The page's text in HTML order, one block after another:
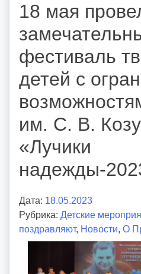
18 мая
фестиваль
детей с
им. С. В.
«Лучики
надежды-
Дата: 18.05.2023
в
т
о
р
Рубрика: Детские
поздравляют, Новости, О